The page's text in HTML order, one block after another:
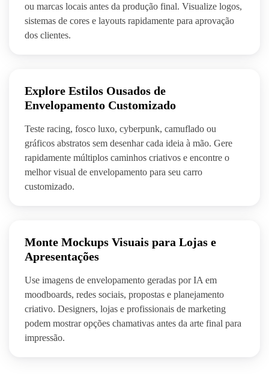
ou marcas locais antes da produção final. Visualize logos,
sistemas de cores e layouts rapidamente para aprovação
dos clientes.
Explore Estilos Ousados de
Envelopamento Customizado
Teste racing, fosco luxo, cyberpunk, camuflado ou
gráficos abstratos sem desenhar cada ideia à mão. Gere
rapidamente múltiplos caminhos criativos e encontre o
melhor visual de envelopamento para seu carro
customizado.
Monte Mockups Visuais para Lojas e
Apresentações
Use imagens de envelopamento geradas por IA em
moodboards, redes sociais, propostas e planejamento
criativo. Designers, lojas e profissionais de marketing
podem mostrar opções chamativas antes da arte final para
impressão.